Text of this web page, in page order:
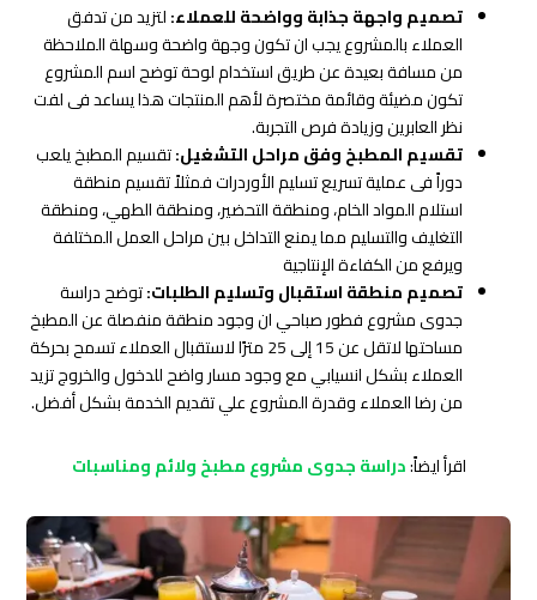
تصميم واجهة جذابة وواضحة للعملاء:لتزيد من تدفق
العملاء بالمشروع يجب ان تكون وجهة واضحة وسهلة الملاحظة
من مسافة بعيدة عن طريق استخدام لوحة توضح اسم المشروع
تكون مضيئة وقائمة مختصرة لأهم المنتجات هذا يساعد فى لفت
نظر العابرين وزيادة فرص التجربة.
تقسيم المطبخ وفق مراحل التشغيل:تقسيم المطبخ يلعب
دوراً فى عملية تسريع تسليم الأوردرات فمثلاً تقسيم منطقة
استلام المواد الخام، ومنطقة التحضير، ومنطقة الطهي، ومنطقة
التغليف والتسليم مما يمنع التداخل بين مراحل العمل المختلفة
ويرفع من الكفاءة الإنتاجية
تصميم منطقة استقبال وتسليم الطلبات:توضح دراسة
جدوى مشروع فطور صباحي ان وجود منطقة منفصلة عن المطبخ
مساحتها لاتقل عن 15 إلى 25 مترًا لاستقبال العملاء تسمح بحركة
العملاء بشكل انسيابي مع وجود مسار واضح للدخول والخروج تزيد
من رضا العملاء وقدرة المشروع علي تقديم الخدمة بشكل أفضل.
اقرأ ايضاً:دراسة جدوى مشروع مطبخ ولائم ومناسبات